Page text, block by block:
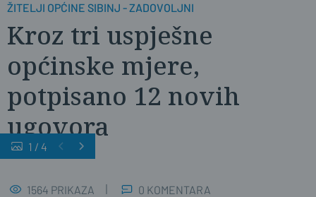
ŽITELJI OPĆINE SIBINJ - ZADOVOLJNI
Kroz tri uspješne
općinske mjere,
potpisano 12 novih
ugovora
1 / 4
1564 PRIKAZA 0 KOMENTARA